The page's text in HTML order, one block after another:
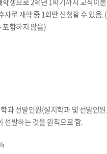
자로 재학 중 1회만 신청할 수 있음.
포함하지 않음)
과 선발인원(설치학과 및 선발인
선발하는 것을 원칙으로 함.